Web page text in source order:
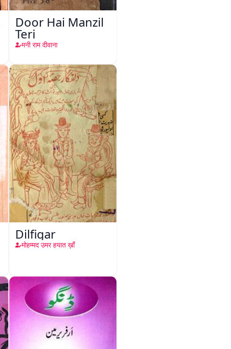
Door Hai Manzil
Teri
मनी राम दीवाना
Dilfigar
मोहम्मद उमर हयात ख़ाँ